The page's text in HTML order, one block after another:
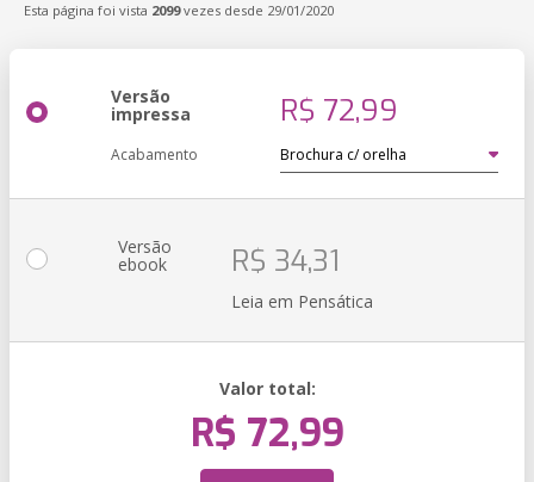
Esta página foi vista 2099vezes desde 29/01/2020
Versão
impressa R$ 72,99
Acabamento
Versão
ebook R$ 34,31
Leia em Pensática
Valor total:
R$ 72,99